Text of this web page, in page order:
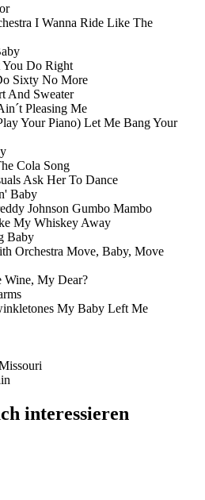
I Wanna Ride Like The
You Do Right
Sixty No More
And Sweater
Pleasing Me
Your Piano) Let Me Bang Your
Cola Song
Ask Her To Dance
Baby
Johnson Gumbo Mambo
My Whiskey Away
Baby
Orchestra Move, Baby, Move
Wine, My Dear?
My Baby Left Me
interessieren